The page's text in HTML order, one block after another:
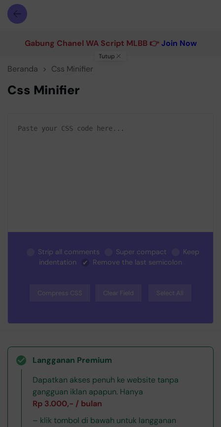
Gabung Chanel WA Script MLBB 👉Join Now
Tutup
Beranda Css Minifier
Css Minifier
Strip all comments Super compact
Keep
indentation
Remove the last semicolon
Compress CSS Clear Field Select All
Langganan Premium
Dapatkan akses penuh ke website tanpa
gangguan iklan apapun. Hanya
Rp 3.000,- / bulan
– klik tombol di bawah untuk langganan